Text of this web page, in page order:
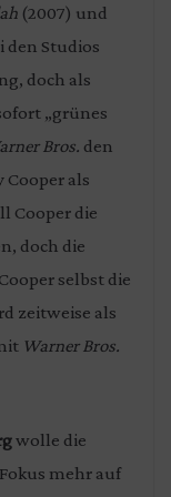
(2007) und
den Studios
doch als
„grünes
Bros. den
Cooper als
Cooper die
doch die
selbst die
zeitweise als
Warner Bros.
wolle die
mehr auf